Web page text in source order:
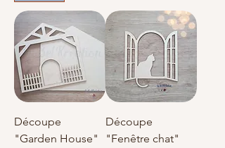
Découpe
"Garden House"
Découpe
"Fenêtre chat"